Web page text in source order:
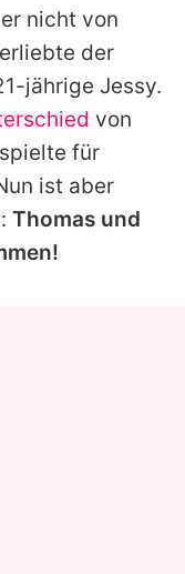
nicht von
der
jährige Jessy.
von
für
ist aber
Thomas und